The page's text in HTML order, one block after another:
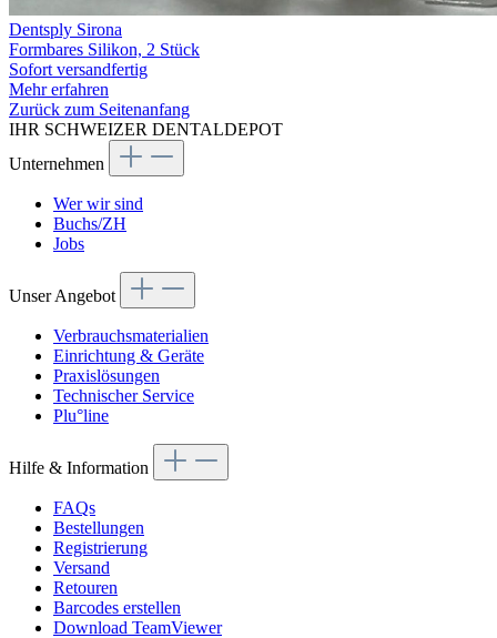
Dentsply Sirona
Formbares Silikon, 2 Stück
Sofort versandfertig
Mehr erfahren
Zurück zum Seitenanfang
IHR SCHWEIZER DENTALDEPOT
Unternehmen
Wer wir sind
Buchs/ZH
Jobs
Unser Angebot
Verbrauchsmaterialien
Einrichtung & Geräte
Praxislösungen
Technischer Service
Plu°line
Hilfe & Information
FAQs
Bestellungen
Registrierung
Versand
Retouren
Barcodes erstellen
Download TeamViewer